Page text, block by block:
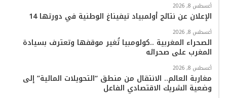
أغسطس 8, 2026
الإعلان عن نتائج أولمبياد تيفيناغ الوطنية في دورتها 14
أغسطس 8, 2026
الصحراء المغربية ..كولومبيا تُغير موقفها وتعترف بسيادة
المغرب على صحرائه
أغسطس 8, 2026
مغاربة العالم.. الانتقال من منطق “التحويلات المالية” إلى
وضعية الشريك الاقتصادي الفاعل